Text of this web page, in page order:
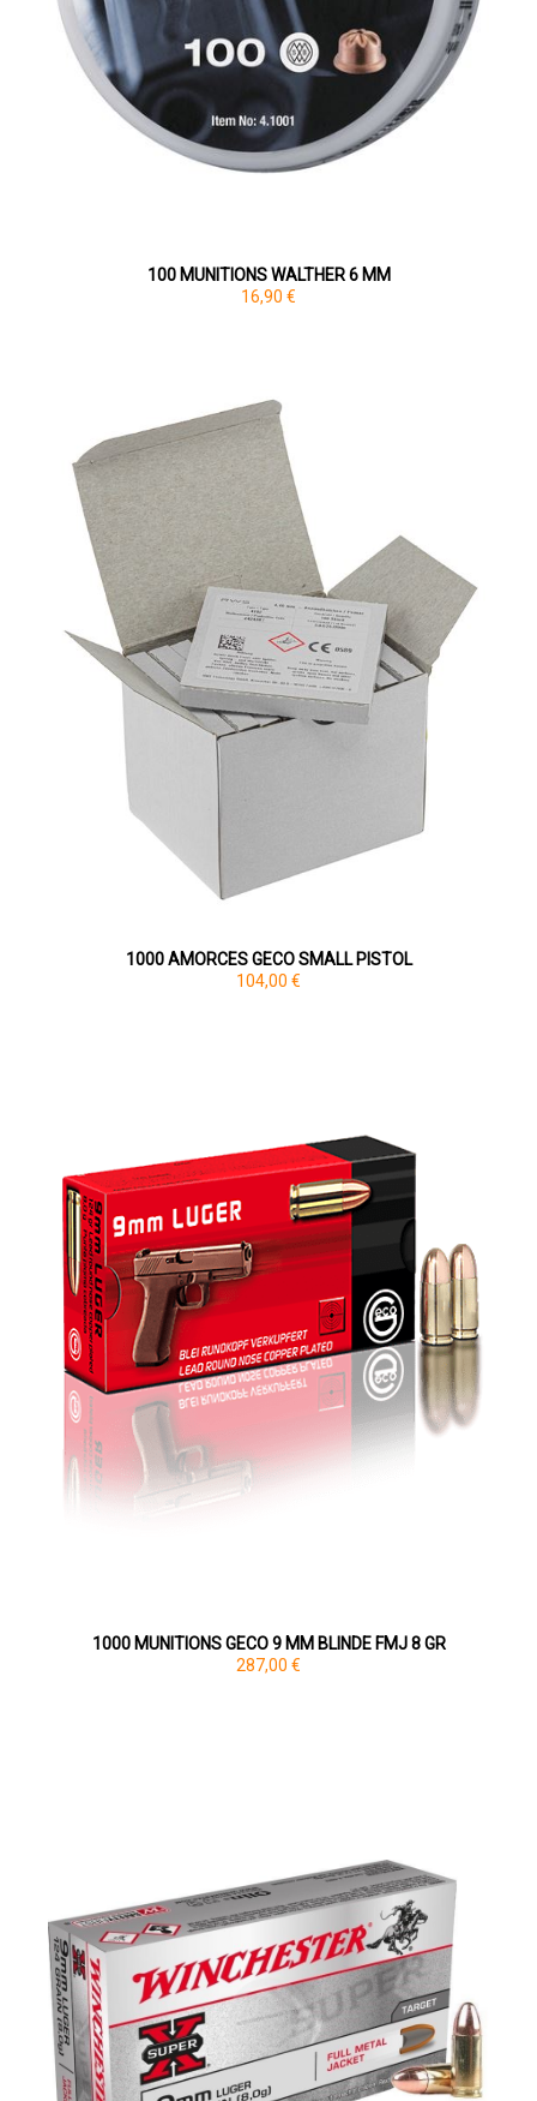
100 MUNITIONS WALTHER 6 MM
16,90 €
1000 AMORCES GECO SMALL PISTOL
104,00 €
1000 MUNITIONS GECO 9 MM BLINDE FMJ 8 GR
287,00 €